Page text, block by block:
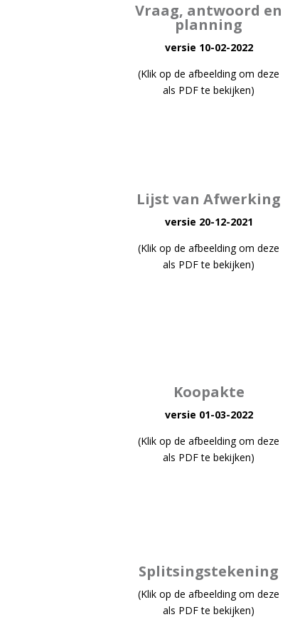
Vraag, antwoord en
planning
versie 10-02-2022
(Klik op de afbeelding om deze
als PDF te bekijken)
Lijst van Afwerking
versie 20-12-2021
(Klik op de afbeelding om deze
als PDF te bekijken)
Koopakte
versie 01-03-2022
(Klik op de afbeelding om deze
als PDF te bekijken)
Splitsingstekening
(Klik op de afbeelding om deze
als PDF te bekijken)